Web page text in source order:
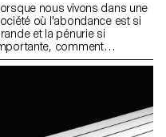
Lorsque nous vivons dans une
où l'abondance est si
et la pénurie si
comment
les ressources qui
apprendre d'où viennent les
choses, ou comment nous